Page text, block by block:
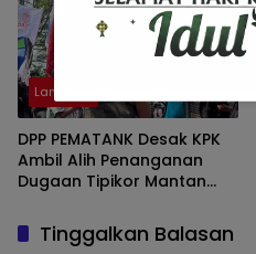
Lampung
DPP PEMATANK Desak KPK
Ambil Alih Penanganan
Dugaan Tipikor Mantan
Tinggalkan Balasan